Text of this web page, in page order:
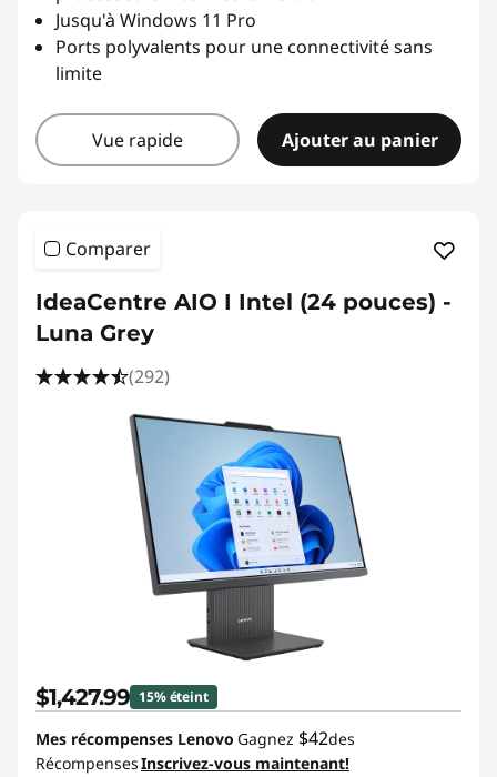
Jusqu'à Windows 11 Pro
Ports polyvalents pour une connectivité sans
limite
Vue rapide Ajouter au panier
Comparer
IdeaCentre AIO I Intel (24 pouces) -
Luna Grey
(292)
$1,427.99 15% éteint
Mes récompenses Lenovo Gagnez $42des
RécompensesInscrivez-vous maintenant!